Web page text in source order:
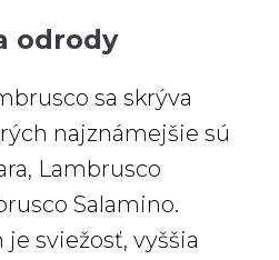
odrody
sa skrýva
najznámejšie sú
Lambrusco
Salamino.
sviežosť, vyššia